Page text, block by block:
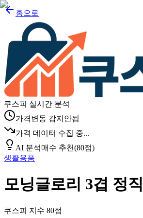
홈으로
쿠스피 실시간 분석
가격변동 감지안됨
가격 데이터 수집 중...
AI 분석매수 추천(80점)
생활용품
모닝글로리 3겹 정
쿠스피 지수 80점